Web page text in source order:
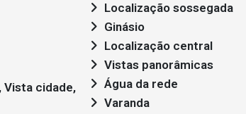
Localização sossegada
Ginásio
Localização central
Vistas panorâmicas
Água da rede
Varanda